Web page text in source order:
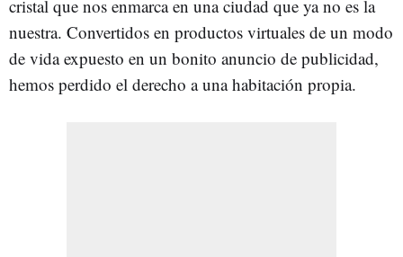
cristal que nos enmarca en una ciudad que ya no es la
nuestra. Convertidos en productos virtuales de un modo
de vida expuesto en un bonito anuncio de publicidad,
hemos perdido el derecho a una habitación propia.